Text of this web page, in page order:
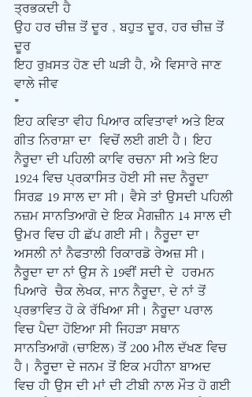
ਤ੍ਰਭਕਦੀ ਹੈ
ਉਹ ਹਰ ਚੀਜ਼ ਤੋਂ ਦੂਰ , ਬਹੁਤ ਦੂਰ, ਹਰ ਚੀਜ਼ ਤੋਂ
ਦੂਰ
ਇਹ ਰੁਖ਼ਸਤ ਹੋਣ ਦੀ ਘੜੀ ਹੈ, ਐ ਵਿਸਾਰੇ ਜਾਣ
ਵਾਲੇ ਜੀਵ
*
ਇਹ ਕਵਿਤਾ ਵੀਹ ਪਿਆਰ ਕਵਿਤਾਵਾਂ ਅਤੇ ਇਕ
ਗੀਤ ਨਿਰਾਸ਼ਾ ਦਾ  ਵਿਚੋਂ ਲਈ ਗਈ ਹੈ। ਇਹ
ਨੈਰੂਦਾ ਦੀ ਪਹਿਲੀ ਕਾਵਿ ਰਚਨਾ ਸੀ ਅਤੇ ਇਹ
1924 ਵਿਚ ਪ੍ਰਕਾਸਿਤ ਹੋਈ ਸੀ ਜਦ ਨੈਰੂਦਾ
ਸਿਰਫ਼ 19 ਸਾਲ ਦਾ ਸੀ। ਵੈਸੇ ਤਾਂ ਉਸਦੀ ਪਹਿਲੀ
ਨਜ਼ਮ ਸਾਨਤਿਆਗੋ ਦੇ ਇਕ ਮੈਗਜ਼ੀਨ 14 ਸਾਲ ਦੀ
ਉਮਰ ਵਿਚ ਹੀ ਛੱਪ ਗਈ ਸੀ। ਨੈਰੂਦਾ ਦਾ
ਅਸਲੀ ਨਾਂ ਨੈਫਤਾਲੀ ਰਿਕਾਰਡੋ ਰੇਅਜ਼ ਸੀ।
ਨੈਰੂਦਾ ਦਾ ਨਾਂ ਉਸ ਨੇ 19ਵੀਂ ਸਦੀ ਦੇ  ਹਰਮਨ
ਪਿਆਰੇ  ਚੈਕ ਲੇਖਕ, ਜਾਨ ਨੈਰੂਦਾ, ਦੇ ਨਾਂ ਤੋਂ
ਪ੍ਰਭਾਵਿਤ ਹੋ ਕੇ ਰੱਖਿਆ ਸੀ। ਨੈਰੂਦਾ ਪਰਾਲ
ਵਿਚ ਪੈਦਾ ਹੋਇਆ ਸੀ ਜਿਹੜਾ ਸਥਾਨ
ਸਾਨਤਿਆਗੋ (ਚਾਇਲ) ਤੋਂ 200 ਮੀਲ ਦੱਖਣ ਵਿਚ
ਹੈ। ਨੈਰੂਦਾ ਦੇ ਜਨਮ ਤੋਂ ਇਕ ਮਹੀਨਾ ਬਾਅਦ
ਵਿਚ ਹੀ ਉਸ ਦੀ ਮਾਂ ਦੀ ਟੀਬੀ ਨਾਲ ਮੌਤ ਹੋ ਗਈ